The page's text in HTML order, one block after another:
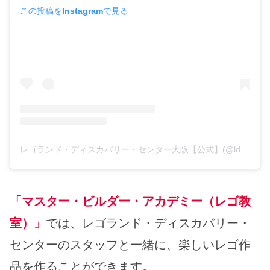
この投稿をInstagramで見る
「マスター・ビルダー・アカデミー（レゴ教
室）」 では、レゴランド・ディスカバリー・
センターのスタッフと一緒に、楽しいレゴ作
品を作ることができます。